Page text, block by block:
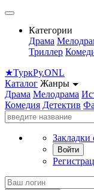
Категории
Драма
Триллер
★ТуркРу.ONL
Каталог Жанры
Драма Мелодрама
Комедия Детектив
Закладки
Войти